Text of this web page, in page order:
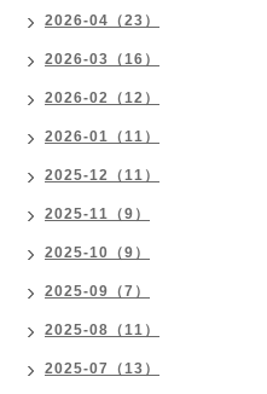
2026-04（23）
2026-03（16）
2026-02（12）
2026-01（11）
2025-12（11）
2025-11（9）
2025-10（9）
2025-09（7）
2025-08（11）
2025-07（13）